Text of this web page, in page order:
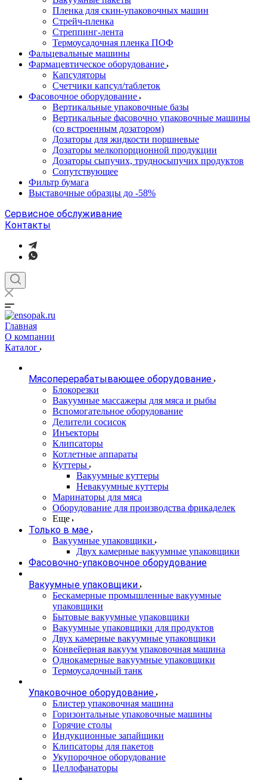
Пленка для скин-упаковочных машин
Стрейч-пленка
Стреппинг-лента
Термоусадочная пленка ПОФ
Фальцевальные машины
Фармацевтическое оборудование
Капсуляторы
Счетчики капсул/таблеток
Фасовочноe оборудование
Вертикальные упаковочные базы
Вертикальные фасовочно упаковочные машины
(со встроенным дозатором)
Дозаторы для жидкости поршневые
Дозаторы мелкопорционной продукции
Дозаторы сыпучих, трудносыпучих продуктов
Сопутствующее
Фильтр бумага
Выставочные образцы до -58%
Сервисное обслуживание
Контакты
Главная
О компании
Каталог
Мясоперерабатывающее оборудование
Блокорезки
Вакуумные массажеры для мяса и рыбы
Вспомогательное оборудование
Делители сосисок
Инъекторы
Клипсаторы
Котлетные аппараты
Куттеры
Вакуумные куттеры
Невакуумные куттеры
Маринаторы для мяса
Оборудование для производства фрикаделек
Еще
Только в мае
Вакуумные упаковщики
Двух камерные вакуумные упаковщики
Фасовочно-упаковочное оборудование
Вакуумные упаковщики
Бескамерные промышленные вакуумные
упаковщики
Бытовые вакуумные упаковщики
Вакуумные упаковщики для продуктов
Двух камерные вакуумные упаковщики
Конвейерная вакуум упаковочная машина
Однокамерные вакуумные упаковщики
Термоусадочный танк
Упаковочное оборудование
Блистер упаковочная машина
Горизонтальные упаковочные машины
Горячие столы
Индукционные запайщики
Клипсаторы для пакетов
Укупорочное оборудование
Целлофанаторы